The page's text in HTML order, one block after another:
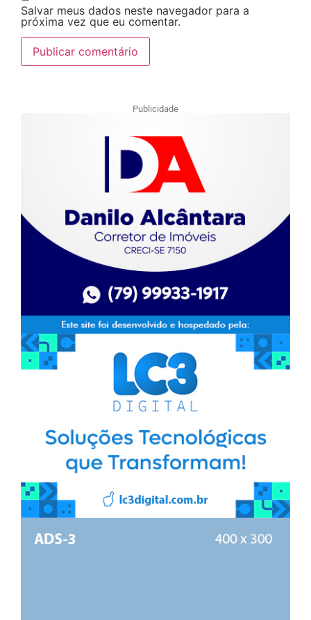
Salvar meus dados neste navegador para a
próxima vez que eu comentar.
Publicidade